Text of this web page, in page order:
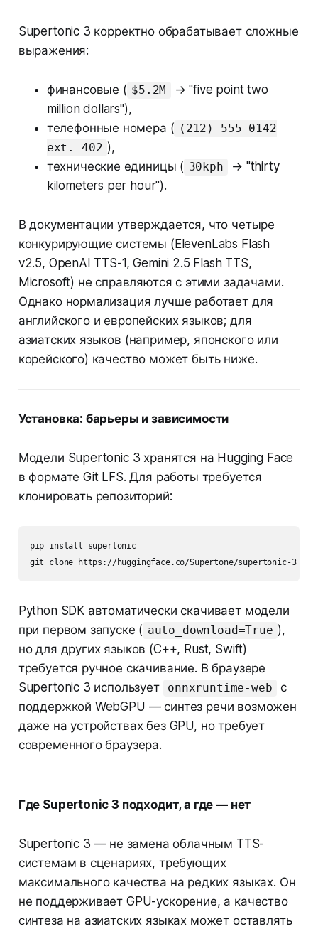
Supertonic 3 корректно обрабатывает сложные
выражения:
финансовые ( $5.2M
→ "five point two
million dollars"),
телефонные номера ( (212) 555-0142
ext. 402 ),
технические единицы ( 30kph
→ "thirty
kilometers per hour").
В документации утверждается, что четыре
конкурирующие системы (ElevenLabs Flash
v2.5, OpenAI TTS-1, Gemini 2.5 Flash TTS,
Microsoft) не справляются с этими задачами.
Однако нормализация лучше работает для
английского и европейских языков; для
азиатских языков (например, японского или
корейского) качество может быть ниже.
Установка: барьеры и зависимости
Модели Supertonic 3 хранятся на Hugging Face
в формате Git LFS. Для работы требуется
клонировать репозиторий:
pip install supertonic
Python SDK автоматически скачивает модели
при первом запуске ( auto_download=True ),
но для других языков (C++, Rust, Swift)
требуется ручное скачивание. В браузере
Supertonic 3 использует
onnxruntime-web
с
поддержкой WebGPU — синтез речи возможен
даже на устройствах без GPU, но требует
современного браузера.
Где Supertonic 3 подходит, а где — нет
Supertonic 3 — не замена облачным TTS-
системам в сценариях, требующих
максимального качества на редких языках. Он
не поддерживает GPU-ускорение, а качество
синтеза на азиатских языках может оставлять